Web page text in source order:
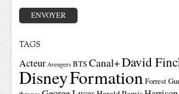
TAGS
Acteur Avengers BTSCanal+David
DisneyFormationForrest